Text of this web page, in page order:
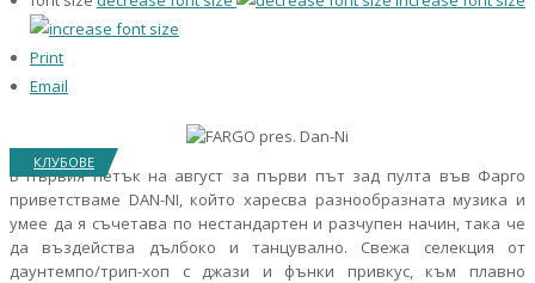
Print
Email
КЛУБОВЕ
В първия петък на август за първи път зад пулта във Фарго
приветстваме DAN-NI, който харесва разнообразната музика и
умее да я съчетава по нестандартен и разчупен начин, така че
да въздейства дълбоко и танцувално. Свежа селекция от
даунтемпо/трип-хоп с джази и фънки привкус, към плавно